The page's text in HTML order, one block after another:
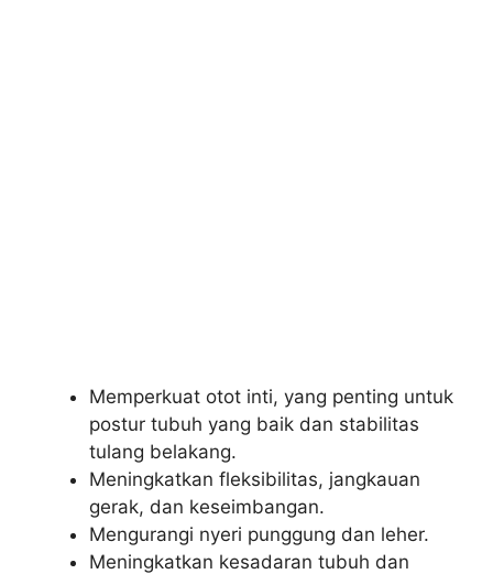
Memperkuat otot inti, yang penting untuk
postur tubuh yang baik dan stabilitas
tulang belakang.
Meningkatkan fleksibilitas, jangkauan
gerak, dan keseimbangan.
Mengurangi nyeri punggung dan leher.
Meningkatkan kesadaran tubuh dan